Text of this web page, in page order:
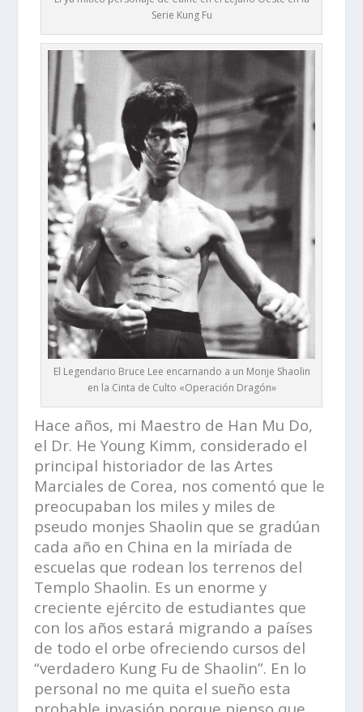
Serie Kung Fu
El Legendario Bruce Lee encarnando a un Monje Shaolin
en la Cinta de Culto «Operación Dragón»
Hace años, mi Maestro de Han Mu Do,
el Dr. He Young Kimm, considerado el
principal historiador de las Artes
Marciales de Corea, nos comentó que le
preocupaban los miles y miles de
pseudo monjes Shaolin que se gradúan
cada año en China en la miríada de
escuelas que rodean los terrenos del
Templo Shaolin. Es un enorme y
creciente ejército de estudiantes que
con los años estará migrando a países
de todo el orbe ofreciendo cursos del
“verdadero Kung Fu de Shaolin”. En lo
personal no me quita el sueño esta